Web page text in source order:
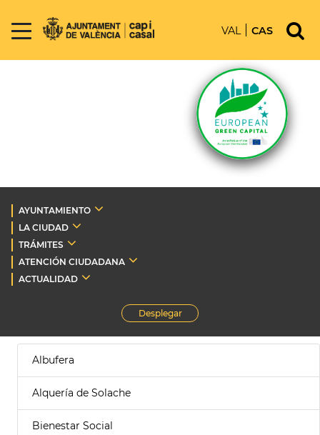
VAL CAS
AYUNTAMIENTO
LA CIUDAD
TRÁMITES
ATENCIÓN CIUDADANA
ACTUALIDAD
Desplegar
Albufera
Alquería de Solache
Bienestar Social